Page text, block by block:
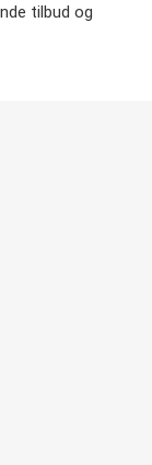
tilbud og